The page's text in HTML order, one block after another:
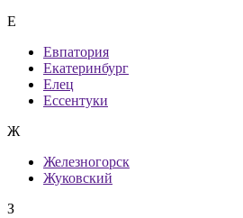
Е
Евпатория
Екатеринбург
Елец
Ессентуки
Ж
Железногорск
Жуковский
З